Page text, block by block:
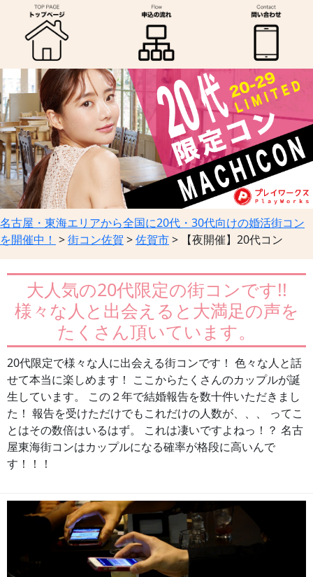
名古屋・東海エリアから全国に20代・30代向けの婚活街コン
を開催中！ >街コン佐賀 >佐賀市> 【夜開催】20代コン
大人気の20代限定の街コンです!!
様々な人と出会えると大満足の声を
たくさん頂いています。
20代限定で様々な人に出会える街コンです！ 色々な人と話
せて本当に楽しめます！ ここからたくさんのカップルが誕
生しています。 この２年で結婚報告を数十件いただきまし
た！ 報告を受けただけでもこれだけの人数が、、、 ってこ
とはその数倍はいるはず。 これは凄いですよねっ！？ 名古
屋東海街コンはカップルになる確率が格段に高いんで
す！！！